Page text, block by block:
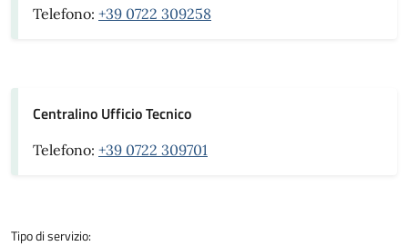
Telefono: +39 0722 309258
Centralino Ufficio Tecnico
Telefono: +39 0722 309701
Tipo di servizio: